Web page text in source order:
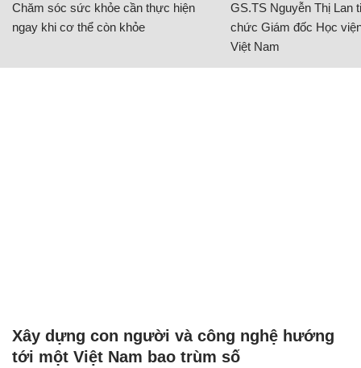
Chăm sóc sức khỏe cần thực hiện
ngay khi cơ thể còn khỏe
GS.TS Nguyễn Thị Lan
chức Giám đốc Học
Việt Nam
Xây dựng con người và công nghệ hướng
tới một Việt Nam bao trùm số